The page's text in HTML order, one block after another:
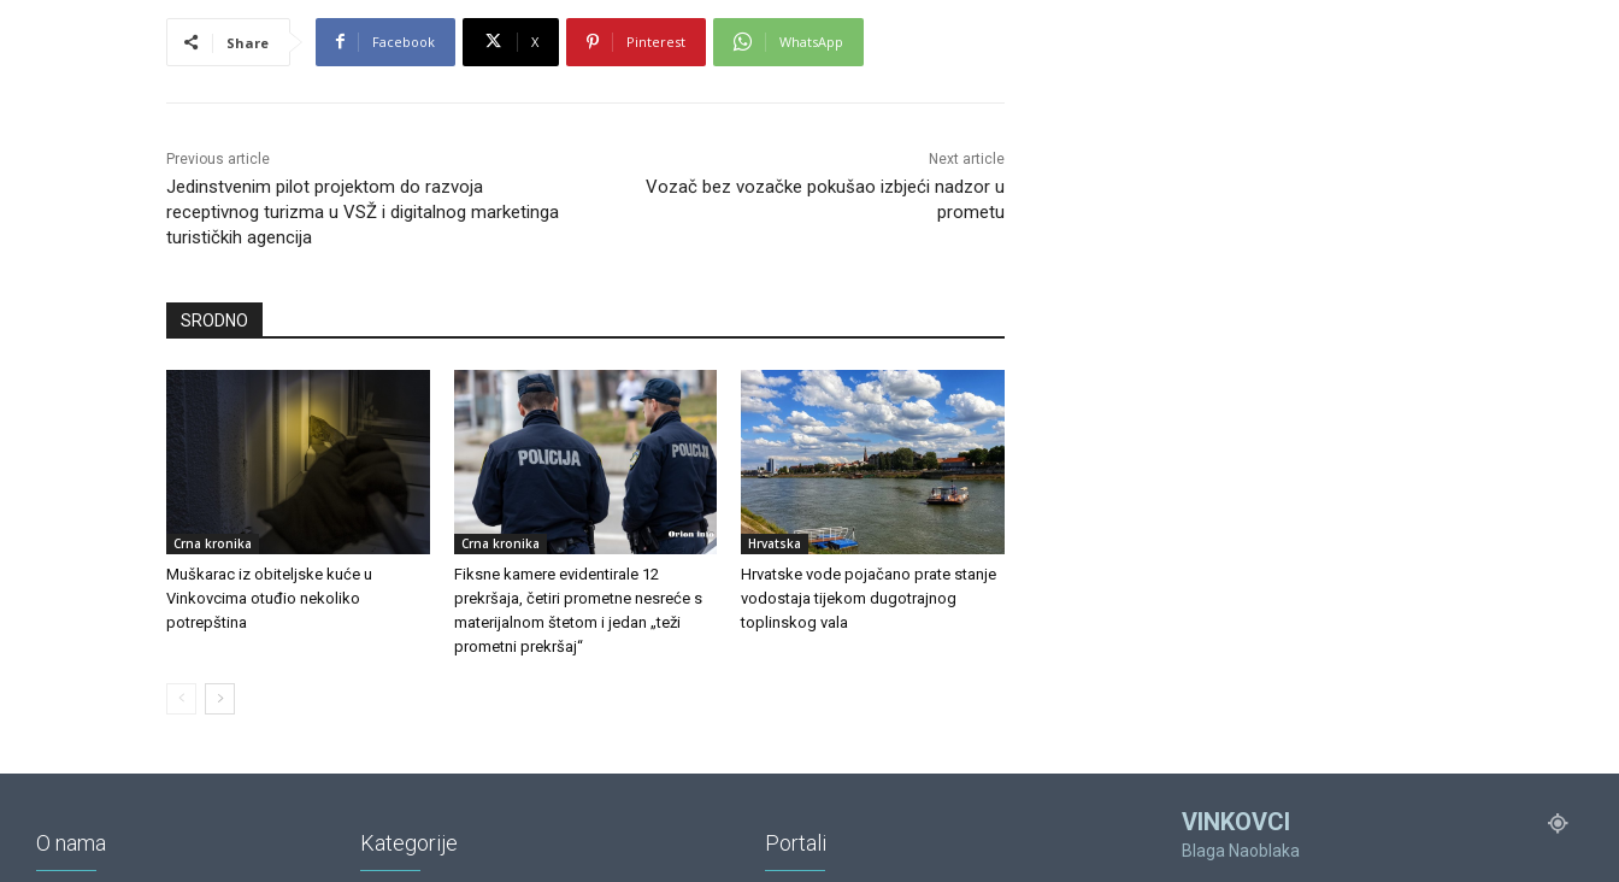
Share Facebook X Pinterest WhatsApp
Previous article
Jedinstvenim pilot projektom do razvoja
receptivnog turizma u VSŽ i digitalnog marketinga
turističkih agencija
Next article
Vozač bez vozačke pokušao izbjeći nadzor u
prometu
SRODNO
Crna kronika
Muškarac iz obiteljske kuće u
Vinkovcima otuđio nekoliko
potrepština
Crna kronika
Fiksne kamere evidentirale 12
prekršaja, četiri prometne nesreće s
materijalnom štetom i jedan „teži
prometni prekršaj“
Hrvatska
Hrvatske vode pojačano prate stanje
vodostaja tijekom dugotrajnog
toplinskog vala
O nama Kategorije Portali
VINKOVCI
Blaga Naoblaka